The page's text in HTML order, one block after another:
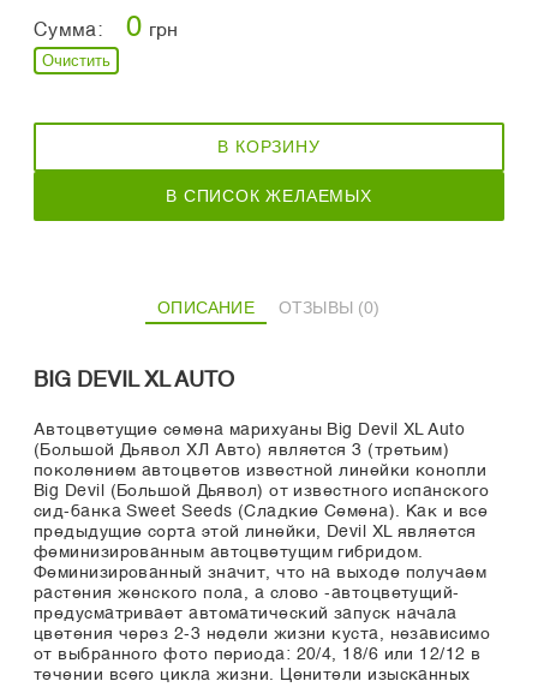
Сумма: 0 грн
Очистить
В КОРЗИНУ
В СПИСОК ЖЕЛАЕМЫХ
ОПИСАНИЕ ОТЗЫВЫ (0)
BIG DEVIL XL AUTO
Автоцветущие семена марихуаны Big Devil XL Auto
(Большой Дьявол ХЛ Авто) является 3 (третьим)
поколением автоцветов известной линейки конопли
Big Devil (Большой Дьявол) от известного испанского
сид-банка Sweet Seeds (Сладкие Семена). Как и все
предыдущие сорта этой линейки, Devil XL является
феминизированным автоцветущим гибридом.
Феминизированный значит, что на выходе получаем
растения женского пола, а слово -автоцветущий-
предусматривает автоматический запуск начала
цветения через 2-3 недели жизни куста, независимо
от выбранного фото периода: 20/4, 18/6 или 12/12 в
течении всего цикла жизни. Ценители изысканных